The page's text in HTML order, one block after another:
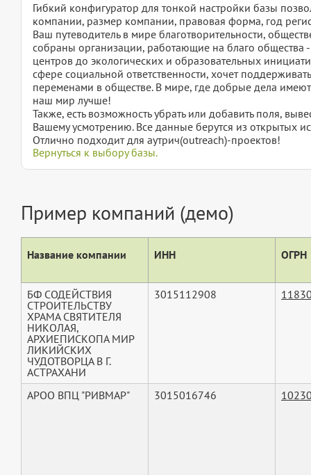
Гибкий конфигуратор для тонкой настройки базы
компании, размер компании, правовая форма, год
Ваш путеводитель в мире благотворительности,
собраны организации, работающие на благо общества
центров до экологических и образовательных
сфере социальной ответственности, хочет
переменами в обществе. В мире, где добрые дела имеют
наш мир лучше!
Также, есть возможность убрать или добавить поля,
Вашему усмотрению. Все данные берутся из открытых
Отлично подходит для аутрич(outreach)-проектов!
Вернуться к выбору базы.
Пример компаний (демо)
Название компании ИНН ОГРН
БФ СОДЕЙСТВИЯ
СТРОИТЕЛЬСТВУ
ХРАМА СВЯТИТЕЛЯ
НИКОЛАЯ,
АРХИЕПИСКОПА МИР
ЛИКИЙСКИХ
ЧУДОТВОРЦА В Г.
АСТРАХАНИ
3015112908
АРОО ВПЦ "РИВМАР" 3015016746